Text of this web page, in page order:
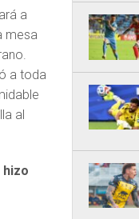
a
mesa
a toda
al
hizo